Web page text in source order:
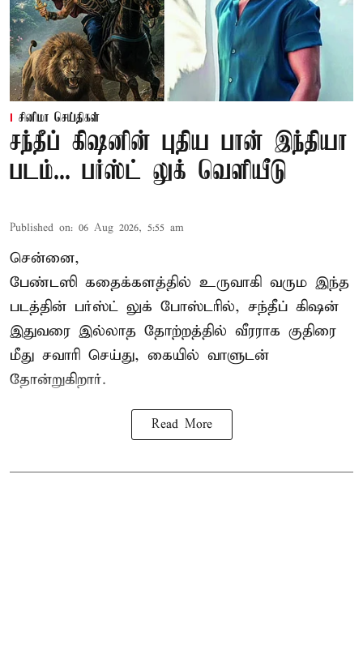
சினிமா செய்திகள்
சந்தீப் கிஷனின் புதிய பான் இந்தியா
படம்... பர்ஸ்ட் லுக் வெளியீடு
Published on: 06 Aug 2026, 5:55 am
சென்னை,
பேண்டஸி கதைக்களத்தில் உருவாகி வரும இந்த
படத்தின் பர்ஸ்ட் லுக் போஸ்டரில், சந்தீப் கிஷன்
இதுவரை இல்லாத தோற்றத்தில் வீரராக குதிரை
மீது சவாரி செய்து, கையில் வாளுடன்
தோன்றுகிறார்.
Read More